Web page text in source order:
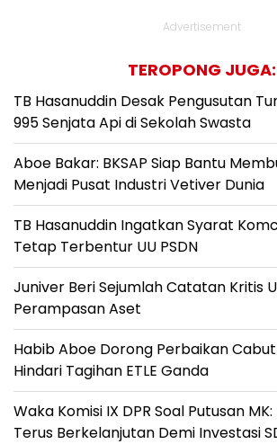
Advertisement
TEROPONG JUGA:
TB Hasanuddin Desak Pengusutan
995 Senjata Api di Sekolah Swasta
Aboe Bakar: BKSAP Siap Bantu
Menjadi Pusat Industri Vetiver Dunia
TB Hasanuddin Ingatkan Syarat
Tetap Terbentur UU PSDN
Juniver Beri Sejumlah Catatan Kritis
Perampasan Aset
Habib Aboe Dorong Perbaikan
Hindari Tagihan ETLE Ganda
Waka Komisi IX DPR Soal Putusan
Terus Berkelanjutan Demi Investasi